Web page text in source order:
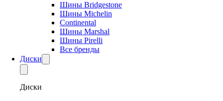
Шины Bridgestone
Шины Michelin
Continental
Шины Marshal
Шины Pirelli
Все бренды
Диски
Диски